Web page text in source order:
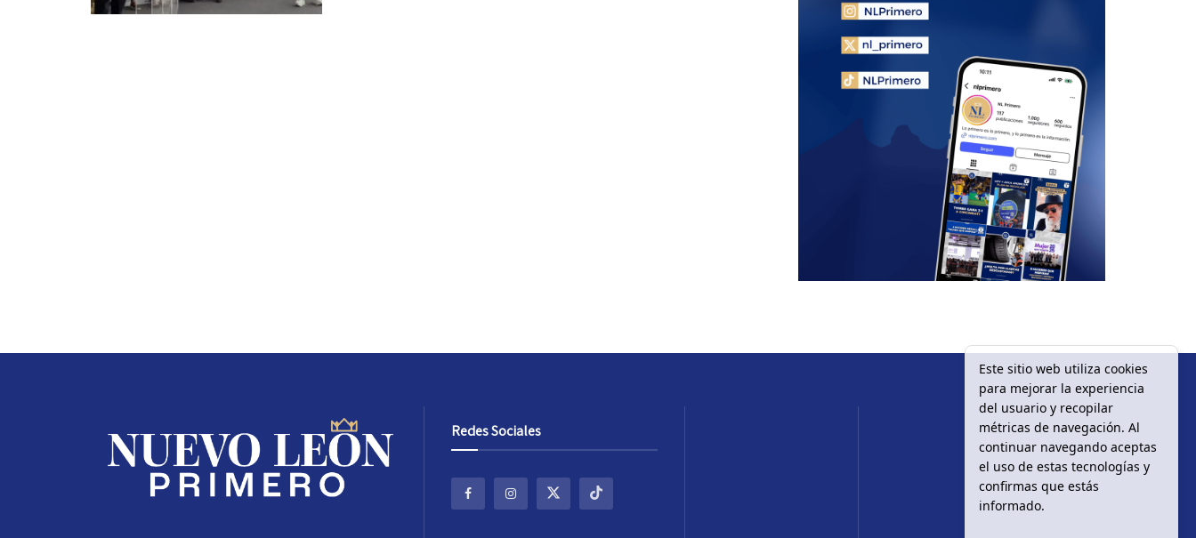
Redes Sociales
Este sitio web utiliza cookies
para mejorar la experiencia
del usuario y recopilar
métricas de navegación. Al
continuar navegando aceptas
el uso de estas tecnologías y
confirmas que estás
informado.